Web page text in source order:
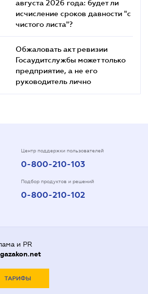
августа 2026 года: будет ли
исчисление сроков давности "с
чистого листа"?
Обжаловать акт ревизии
Госаудитслужбы может только
предприятие, а не его
руководитель лично
Центр поддержки пользователей
0-800-210-103
Подбор продуктов и решений
0-800-210-102
и PR
ТАРИФЫ